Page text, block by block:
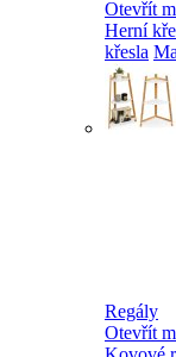
Otevřít
Herní
křesla
Regály
Otevřít